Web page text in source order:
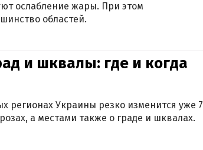
ослабление жары. При этом
областей.
и шквалы: где и когда
регионах Украины резко изменится уже 7
а местами также о граде и шквалах.